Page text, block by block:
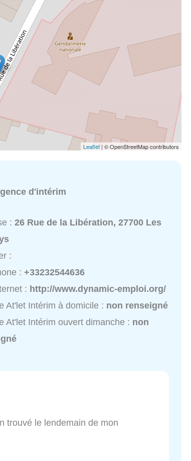
Leaflet | © OpenStreetMap contributors
d'intérim
:26 Rue de la Libération, 27700 Les
:
:+33232544636
: http://www.dynamic-emploi.org/
At'let Intérim à domicile : non renseigné
At'let Intérim ouvert dimanche : non
trouvé le lendemain de mon